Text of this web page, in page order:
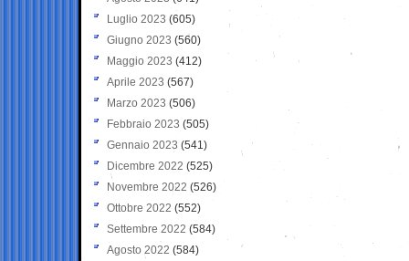
Luglio 2023 (605)
Giugno 2023 (560)
Maggio 2023 (412)
Aprile 2023 (567)
Marzo 2023 (506)
Febbraio 2023 (505)
Gennaio 2023 (541)
Dicembre 2022 (525)
Novembre 2022 (526)
Ottobre 2022 (552)
Settembre 2022 (584)
Agosto 2022 (584)